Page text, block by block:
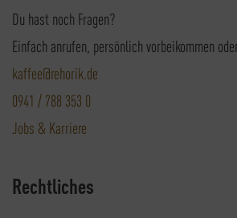
Du hast noch Fragen?
Einfach anrufen, persönlich vorbeikommen
kaffee@rehorik.de
0941 / 788 353 0
Jobs & Karriere
Rechtliches